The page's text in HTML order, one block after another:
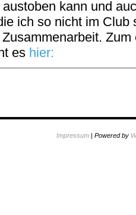
kann und
ich so nicht im Club
es hier:
Impressum | Powered by